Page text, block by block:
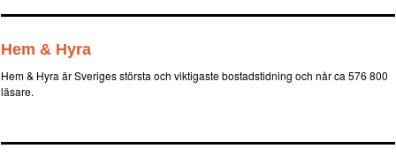
Hem & Hyra
Hem & Hyra är Sveriges största och viktigaste bostadstidning och når ca 576 800
läsare.